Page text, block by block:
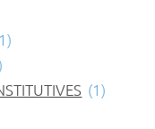
(1)